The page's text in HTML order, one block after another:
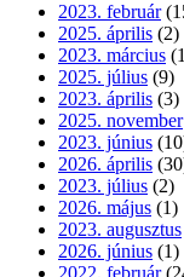
2023. február
2025. április (2)
2023. március
2025. július (9)
2023. április (3)
2025. november
2023. június
2026. április
2023. július (2)
2026. május (1)
2023. augusztus
2026. június (1)